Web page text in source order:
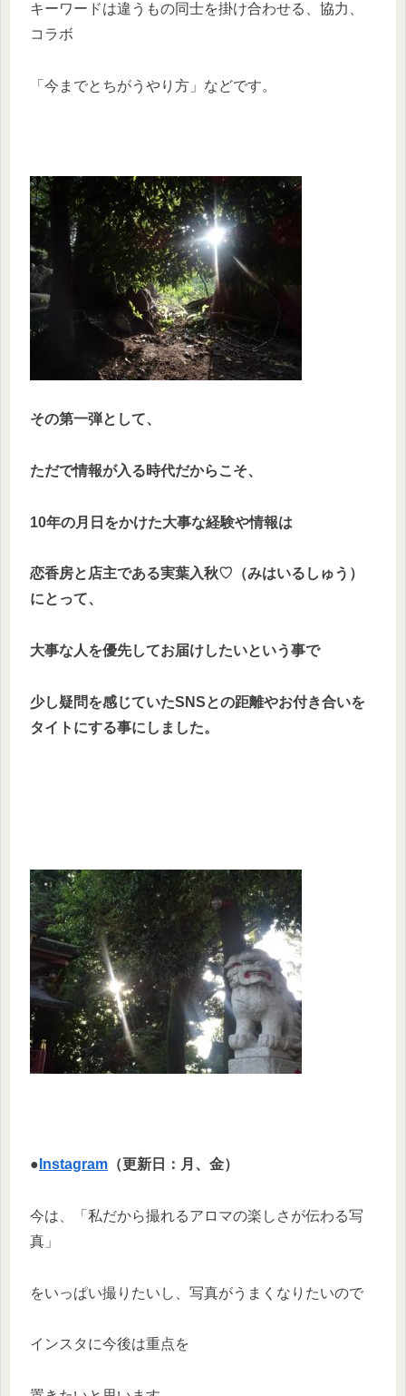
キーワードは違うもの同士を掛け合わせる、協力、
コラボ
「今までとちがうやり方」などです。
その第一弾として、
ただで情報が入る時代だからこそ、
10年の月日をかけた大事な経験や情報は
恋香房と店主である実葉入秋♡（みはいるしゅう）
にとって、
大事な人を優先してお届けしたいという事で
少し疑問を感じていたSNSとの距離やお付き合いを
タイトにする事にしました。
● Instagram （更新日：月、金）
今は、「私だから撮れるアロマの楽しさが伝わる写
真」
をいっぱい撮りたいし、写真がうまくなりたいので
インスタに今後は重点を